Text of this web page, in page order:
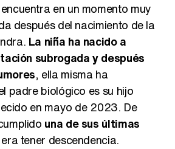
en un momento muy
después del nacimiento de la
La niña ha nacido a
subrogada y después
, ella misma ha
padre biológico es su hijo
en mayo de 2023. De
una de sus últimas
tener descendencia.